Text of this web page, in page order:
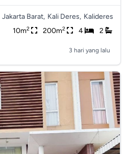
Jakarta Barat, Kali Deres, Kalideres
10m2 200m2 4 2
3 hari yang lalu